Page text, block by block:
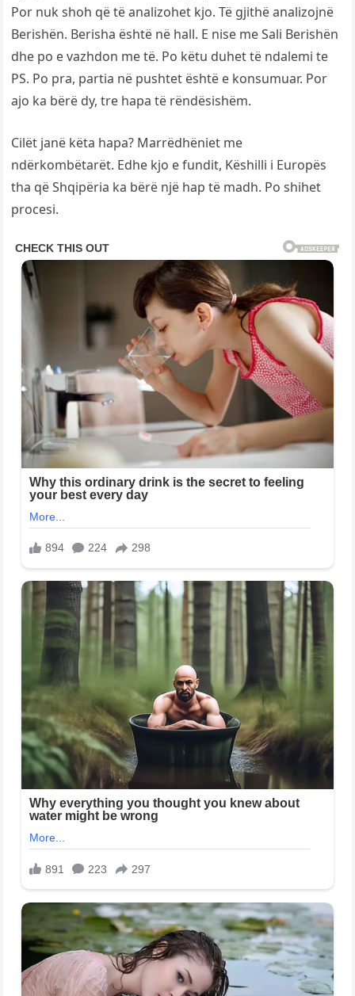
Por nuk shoh që të analizohet kjo. Të gjithë analizojnë
Berishën. Berisha është në hall. E nise me Sali Berishën
dhe po e vazhdon me të. Po këtu duhet të ndalemi te
PS. Po pra, partia në pushtet është e konsumuar. Por
ajo ka bërë dy, tre hapa të rëndësishëm.
Cilët janë këta hapa? Marrëdhëniet me
ndërkombëtarët. Edhe kjo e fundit, Këshilli i Europës
tha që Shqipëria ka bërë një hap të madh. Po shihet
procesi.